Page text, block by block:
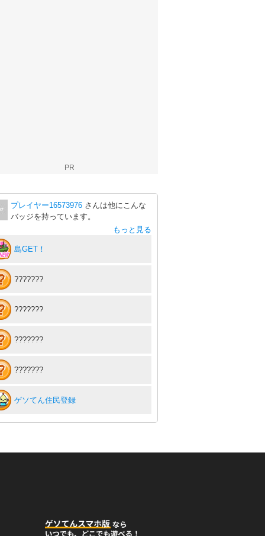
PR
プレイヤー16573976 さんは他にこんな
バッジを持っています。
もっと見る
島GET！
???????
???????
???????
???????
ゲソてん住民登録